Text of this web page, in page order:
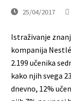
25/04/2017
Istraživanje
kompanija
2.199 učenika
kako njih svega
dnevno, 12%